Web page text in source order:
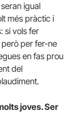
igual
més pràctic i
si vols fer
però per fer-ne
en fas prou
del
joves. Ser